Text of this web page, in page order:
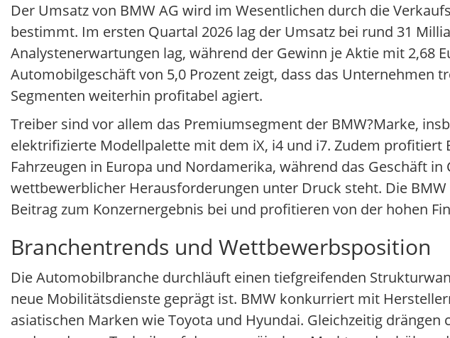
Der Umsatz von BMW AG wird im Wesentlichen durch die
bestimmt. Im ersten Quartal 2026 lag der Umsatz bei rund 31
Analystenerwartungen lag, während der Gewinn je Aktie mit 2,68
Automobilgeschäft von 5,0 Prozent zeigt, dass das Unternehmen
Segmenten weiterhin profitabel agiert.
Treiber sind vor allem das Premiumsegment der BMW?Marke,
elektrifizierte Modellpalette mit dem iX, i4 und i7. Zudem
Fahrzeugen in Europa und Nordamerika, während das Geschäft
wettbewerblicher Herausforderungen unter Druck steht. Die
Beitrag zum Konzernergebnis bei und profitieren von der hohen
Branchentrends und Wettbewerbsposition
Die Automobilbranche durchläuft einen tiefgreifenden
neue Mobilitätsdienste geprägt ist. BMW konkurriert mit
asiatischen Marken wie Toyota und Hyundai. Gleichzeitig